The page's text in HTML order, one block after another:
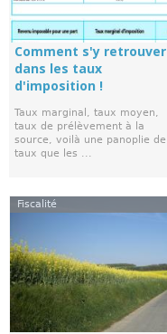
Comment s'y retrouver
dans les taux
d'imposition !
Taux marginal, taux moyen,
taux de prélèvement à la
source, voilà une panoplie de
taux que les ...
Fiscalité